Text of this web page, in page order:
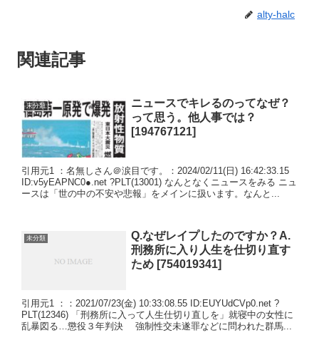
alty-halc
関連記事
未分類
ニュースでキレるのってなぜ？
って思う。他人事では？
[194767121]
引用元1 ：名無しさん＠涙目です。：2024/02/11(日) 16:42:33.15
ID:v5yEAPNC0●.net ?PLT(13001) なんとなくニュースをみる ニュ
ースは「世の中の不安や悲報」をメインに扱います。なんと...
未分類
Q.なぜレイプしたのですか？A.
刑務所に入り人生を仕切り直す
ため [754019341]
引用元1 ：：2021/07/23(金) 10:33:08.55 ID:EUYUdCVp0.net ?
PLT(12346) 「刑務所に入って人生仕切り直しを」就寝中の女性に
乱暴図る…懲役３年判決 強制性交未遂罪などに問われた群馬...